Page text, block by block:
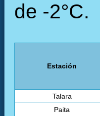
de -2°C.
Estación
Talara
Paita